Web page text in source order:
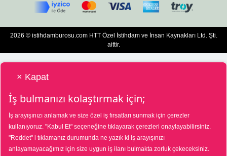
2026 © istihdamburosu.com HTT Özel İstihdam ve İnsan Kaynakları Ltd. Şti.
aittir.
HTT Bilgisayar Eğitim Destek Özel İstihdam ve İnsan Kaynakları Hizmetleri Tic.
Ltd. Şti. Özel İstihdam Bürosu 01/08/2025 - 31/07/2028 tarihleri arasında
faaliyette bulunmak üzere, Türkiye İş Kurumu tarafından 01/07/2025 tarih ve
18573287 sayılı karar uyarınca 1390 nolu belge ile faaliyet göstermektedir. 4904
sayılı kanun uyarınca iş arayanlardan ücret alınmayacak ve menfaat temin
× Kapat
İş bulmanızı kolaştırmak için;
İş arayışınızı anlamak ve size özel iş fırsatları sunmak için çerezler
kullanıyoruz. "Kabul Et" seçeneğine tıklayarak çerezleri onaylayabilirsiniz.
"Reddet" i tıklamanız durumunda ne yazık ki iş arayışınızı
anlayamayacağımız için size uygun iş ilanı bulmakta zorluk çekeceksiniz.